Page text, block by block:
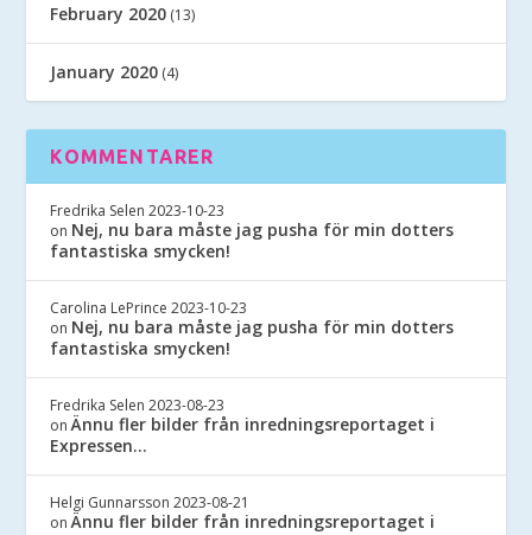
February 2020 (13)
January 2020 (4)
KOMMENTARER
Fredrika Selen 2023-10-23
on Nej, nu bara måste jag pusha för min dotters
fantastiska smycken!
Carolina LePrince 2023-10-23
on Nej, nu bara måste jag pusha för min dotters
fantastiska smycken!
Fredrika Selen 2023-08-23
onÄnnu fler bilder från inredningsreportaget i
Expressen…
Helgi Gunnarsson 2023-08-21
onÄnnu fler bilder från inredningsreportaget i